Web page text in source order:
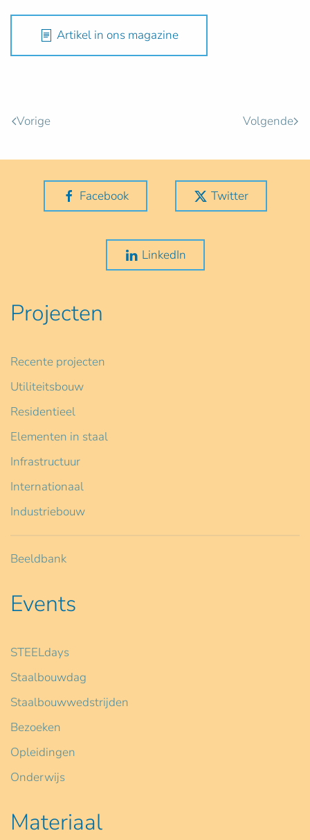
Artikel in ons magazine
Vorige Volgende
Facebook Twitter
LinkedIn
Projecten
Recente projecten
Utiliteitsbouw
Residentieel
Elementen in staal
Infrastructuur
Internationaal
Industriebouw
Beeldbank
Events
STEELdays
Staalbouwdag
Staalbouwwedstrijden
Bezoeken
Opleidingen
Onderwijs
Materiaal